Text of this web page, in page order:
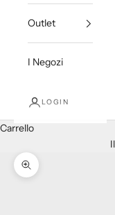
Outlet
I Negozi
LOGIN
Carrello
Ingrandisci immagine